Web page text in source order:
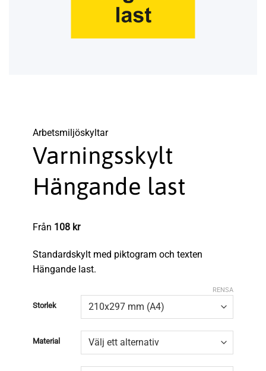
Arbetsmiljö­­skyltar
Varningsskylt
Hängande last
Från 108 kr
Standardskylt med piktogram och texten
Hängande last.
Storlek
Material
RENSA